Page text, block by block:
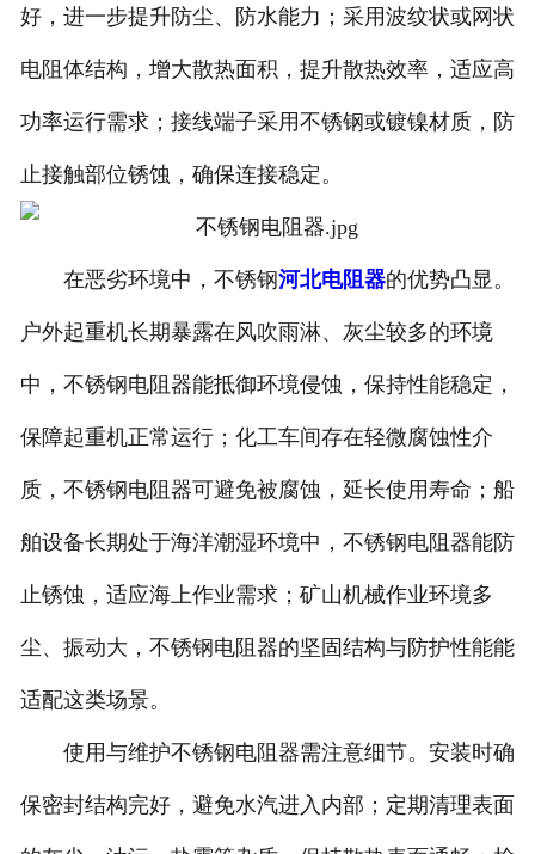
好，进一步提升防尘、防水能力；采用波纹状或网状
电阻体结构，增大散热面积，提升散热效率，适应高
功率运行需求；接线端子采用不锈钢或镀镍材质，防
止接触部位锈蚀，确保连接稳定。
在恶劣环境中，不锈钢河北电阻器的优势凸显。
户外起重机长期暴露在风吹雨淋、灰尘较多的环境
中，不锈钢电阻器能抵御环境侵蚀，保持性能稳定，
保障起重机正常运行；化工车间存在轻微腐蚀性介
质，不锈钢电阻器可避免被腐蚀，延长使用寿命；船
舶设备长期处于海洋潮湿环境中，不锈钢电阻器能防
止锈蚀，适应海上作业需求；矿山机械作业环境多
尘、振动大，不锈钢电阻器的坚固结构与防护性能能
适配这类场景。
使用与维护不锈钢电阻器需注意细节。安装时确
保密封结构完好，避免水汽进入内部；定期清理表面